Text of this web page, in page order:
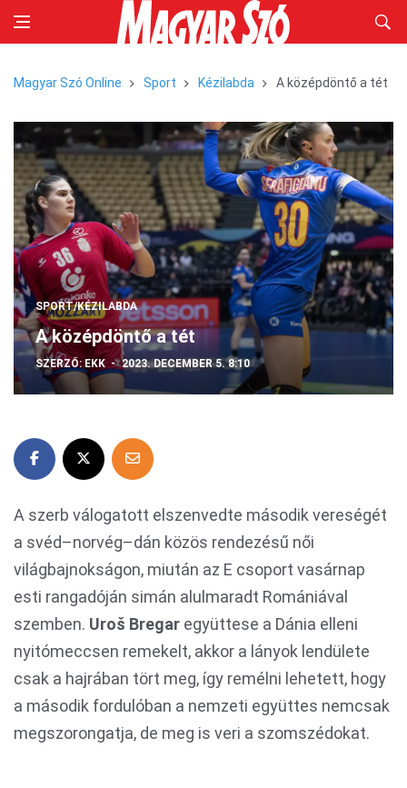
Magyar Szó Online Sport Kézilabda A középdöntő a tét
SPORT/KÉZILABDA
A középdöntő a tét
SZERZŐ:EKK 2023. DECEMBER 5. 8:10
A szerb válogatott elszenvedte második vereségét
a svéd–norvég–dán közös rendezésű női
világbajnokságon, miután az E csoport vasárnap
esti rangadóján simán alulmaradt Romániával
szemben. Uroš Bregar együttese a Dánia elleni
nyitómeccsen remekelt, akkor a lányok lendülete
csak a hajrában tört meg, így remélni lehetett, hogy
a második fordulóban a nemzeti együttes nemcsak
megszorongatja, de meg is veri a szomszédokat.